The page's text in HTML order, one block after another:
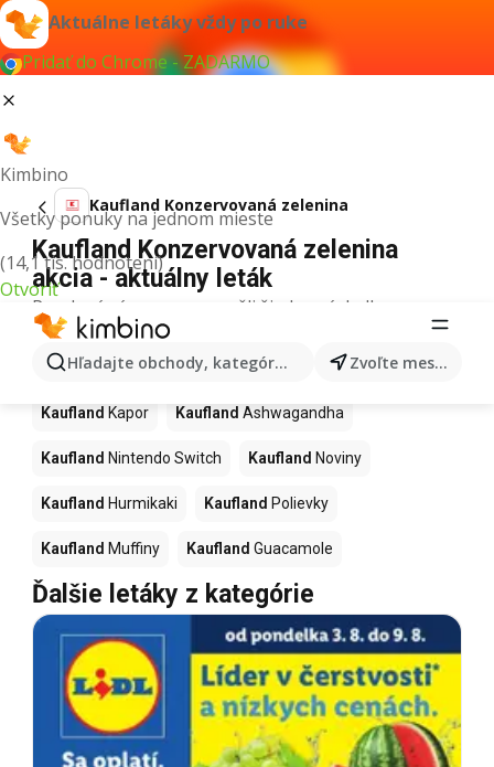
Aktuálne letáky vždy po ruke
Pridať do Chrome - ZADARMO
Kimbino
Všetky ponuky na jednom mieste
(14,1 tis. hodnotení)
Otvoriť
Hľadajte obchody, kategórie, produkty... Zvoľte mesto
Kaufland Konzervovaná zelenina
Kaufland Konzervovaná zelenina
akcia - aktuálny leták
Pre daný výraz sme nenašli žiadne výsledky.
Ďalšie produkty v obchodoch
Kaufland
Kaufland Kapor Kaufland Ashwagandha
Kaufland Nintendo Switch Kaufland Noviny
Kaufland Hurmikaki Kaufland Polievky
Kaufland Muffiny Kaufland Guacamole
Ďalšie letáky z kategórie